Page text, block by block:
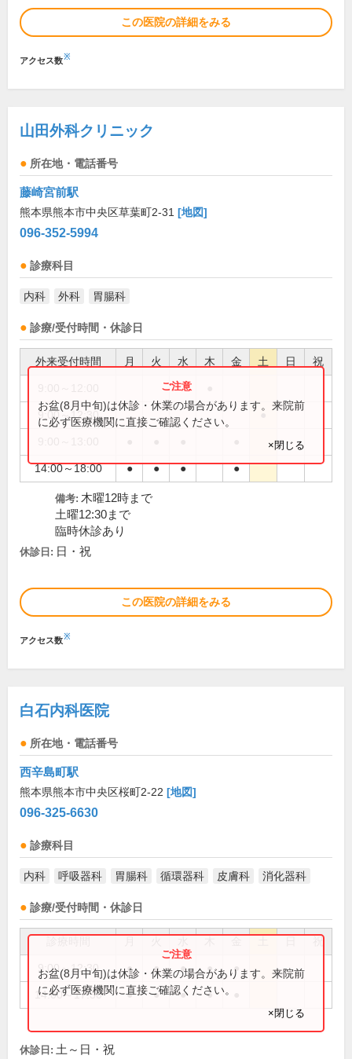
この医院の詳細をみる
アクセス数※
山田外科クリニック
所在地・電話番号
藤崎宮前駅
熊本県熊本市中央区草葉町2-31 [地図]
096-352-5994
診療科目
内科 外科 胃腸科
診療/受付時間・休診日
外来受付時間 月 火 水 木 金 土 日 祝
9:00～12:30 ●
14:00～18:00 ● ● ● ●
お盆(8月中旬)は休診・休業の場合があります。来院前
に必ず医療機関に直接ご確認ください。
×閉じる
備考: 木曜12時まで
土曜12:30まで
臨時休診あり
休診日: 日・祝
この医院の詳細をみる
アクセス数※
白石内科医院
所在地・電話番号
西辛島町駅
熊本県熊本市中央区桜町2-22 [地図]
096-325-6630
診療科目
内科 呼吸器科 胃腸科 循環器科 皮膚科 消化器科
診療/受付時間・休診日
祝
9:00～12:30 ● ● ● ● ●
14:00～17:30 ● ● ● ●
お盆(8月中旬)は休診・休業の場合があります。来院前
に必ず医療機関に直接ご確認ください。
×閉じる
休診日: 土～日・祝